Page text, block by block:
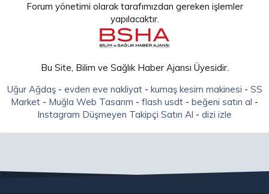
Forum yönetimi olarak tarafımızdan gereken işlemler
yapılacaktır.
Bu Site, Bilim ve Sağlık Haber Ajansı Üyesidir.
Uğur Ağdaş- evden eve nakliyat- kumaş kesim makinesi - SS
Market - Muğla Web Tasarım - flash usdt - beğeni satın al -
Instagram Düşmeyen Takipçi Satın Al - dizi izle